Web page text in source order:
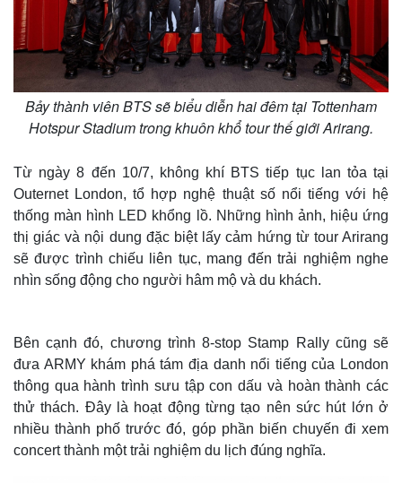
Bảy thành viên BTS sẽ biểu diễn hai đêm tại Tottenham
Hotspur Stadium trong khuôn khổ tour thế giới Arirang.
Từ ngày 8 đến 10/7, không khí BTS tiếp tục lan tỏa tại
Outernet London, tổ hợp nghệ thuật số nổi tiếng với hệ
thống màn hình LED khổng lồ. Những hình ảnh, hiệu ứng
thị giác và nội dung đặc biệt lấy cảm hứng từ tour Arirang
sẽ được trình chiếu liên tục, mang đến trải nghiệm nghe
nhìn sống động cho người hâm mộ và du khách.
Bên cạnh đó, chương trình 8-stop Stamp Rally cũng sẽ
đưa ARMY khám phá tám địa danh nổi tiếng của London
thông qua hành trình sưu tập con dấu và hoàn thành các
thử thách. Đây là hoạt động từng tạo nên sức hút lớn ở
nhiều thành phố trước đó, góp phần biến chuyến đi xem
concert thành một trải nghiệm du lịch đúng nghĩa.